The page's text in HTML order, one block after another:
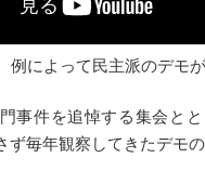
例によって民主派のデモが
事件を追悼する集会と
ず毎年観察してきたデモの